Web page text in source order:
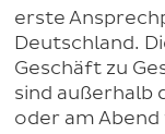
erste
Deutschland.
Geschäft zu
sind außerhalb
oder am